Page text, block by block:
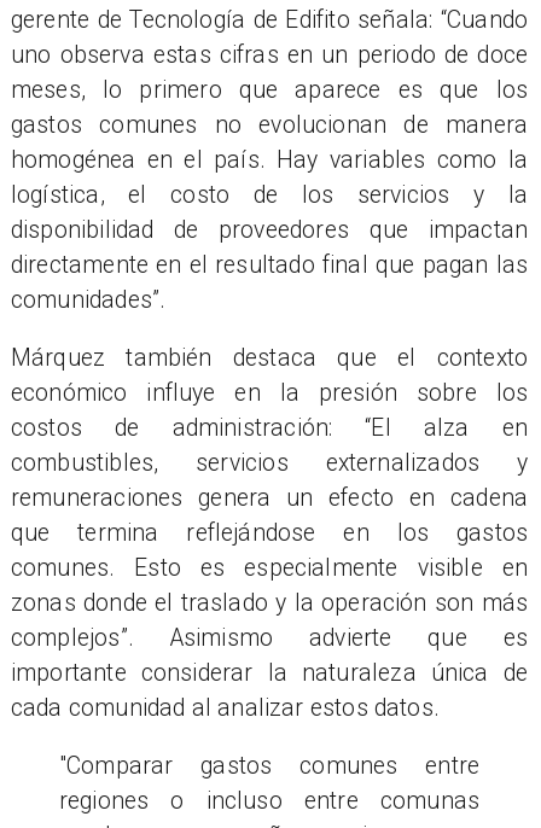
gerente de Tecnología de Edifito señala: “Cuando
uno observa estas cifras en un periodo de doce
meses, lo primero que aparece es que los
gastos comunes no evolucionan de manera
homogénea en el país. Hay variables como la
logística, el costo de los servicios y la
disponibilidad de proveedores que impactan
directamente en el resultado final que pagan las
comunidades”.
Márquez también destaca que el contexto
económico influye en la presión sobre los
costos de administración: “El alza en
combustibles, servicios externalizados y
remuneraciones genera un efecto en cadena
que termina reflejándose en los gastos
comunes. Esto es especialmente visible en
zonas donde el traslado y la operación son más
complejos”. Asimismo advierte que es
importante considerar la naturaleza única de
cada comunidad al analizar estos datos.
"Comparar gastos comunes entre
regiones o incluso entre comunas